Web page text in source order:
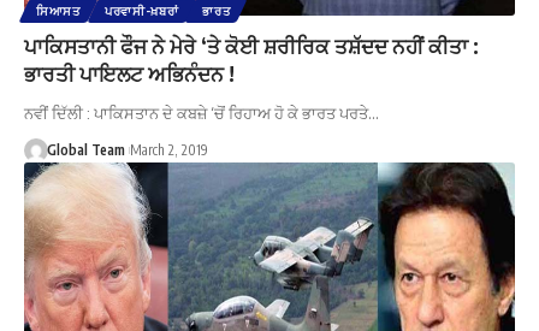
ਸਿਆਸਤ ਪਰਵਾਸੀ-ਖ਼ਬਰਾਂ ਭਾਰਤ
ਪਾਕਿਸਤਾਨੀ ਫੌਜ ਨੇ ਮੇਰੇ ‘ਤੇ ਕੋਈ ਸ਼ਰੀਰਿਕ ਤਸ਼ੱਦਦ ਨਹੀਂ ਕੀਤਾ :
ਭਾਰਤੀ ਪਾਇਲਟ ਅਭਿਨੰਦਨ !
ਨਵੀਂ ਦਿੱਲੀ : ਪਾਕਿਸਤਾਨ ਦੇ ਕਬਜ਼ੇ ‘ਚੋਂ ਰਿਹਾਅ ਹੋ ਕੇ ਭਾਰਤ ਪਰਤੇ…
Global Team March 2, 2019